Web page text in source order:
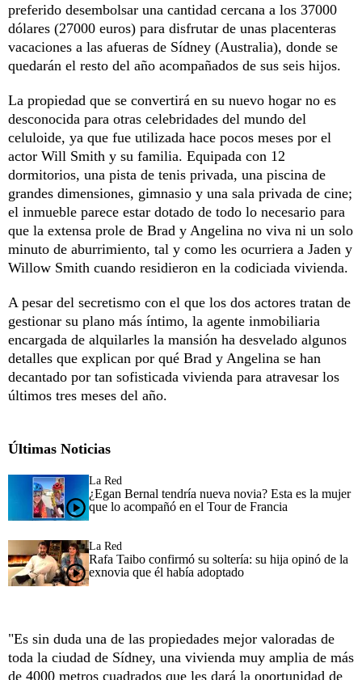
preferido desembolsar una cantidad cercana a los 37000
dólares (27000 euros) para disfrutar de unas placenteras
vacaciones a las afueras de Sídney (Australia), donde se
quedarán el resto del año acompañados de sus seis hijos.
La propiedad que se convertirá en su nuevo hogar no es
desconocida para otras celebridades del mundo del
celuloide, ya que fue utilizada hace pocos meses por el
actor Will Smith y su familia. Equipada con 12
dormitorios, una pista de tenis privada, una piscina de
grandes dimensiones, gimnasio y una sala privada de cine;
el inmueble parece estar dotado de todo lo necesario para
que la extensa prole de Brad y Angelina no viva ni un solo
minuto de aburrimiento, tal y como les ocurriera a Jaden y
Willow Smith cuando residieron en la codiciada vivienda.
A pesar del secretismo con el que los dos actores tratan de
gestionar su plano más íntimo, la agente inmobiliaria
encargada de alquilarles la mansión ha desvelado algunos
detalles que explican por qué Brad y Angelina se han
decantado por tan sofisticada vivienda para atravesar los
últimos tres meses del año.
Últimas Noticias
La Red
¿Egan Bernal tendría nueva novia? Esta es la mujer
que lo acompañó en el Tour de Francia
La Red
Rafa Taibo confirmó su soltería: su hija opinó de la
exnovia que él había adoptado
"Es sin duda una de las propiedades mejor valoradas de
toda la ciudad de Sídney, una vivienda muy amplia de más
de 4000 metros cuadrados que les dará la oportunidad de